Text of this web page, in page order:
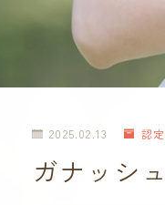
2025.02.13 認
ガナッシ